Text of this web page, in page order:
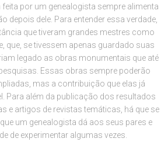
por um genealogista sempre alimenta
depois dele. Para entender essa verdade,
que tiveram grandes mestres como
que, se tivessem apenas guardado suas
legado as obras monumentais que até
Essas obras sempre poderão
mas a contribuição que elas já
Para além da publicação dos resultados
e artigos de revistas temáticas, há que se
um genealogista dá aos seus pares e
de experimentar algumas vezes.